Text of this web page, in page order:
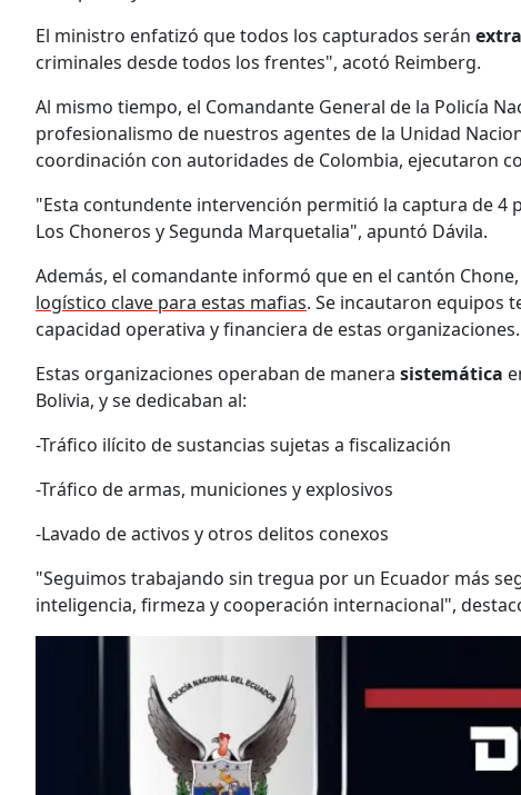
El ministro enfatizó que todos los capturados serán
criminales desde todos los frentes", acotó Reimberg.
Al mismo tiempo, el Comandante General de la Policía
profesionalismo de nuestros agentes de la Unidad
coordinación con autoridades de Colombia, ejecutaron
"Esta contundente intervención permitió la captura de
Los Choneros y Segunda Marquetalia", apuntó Dávila.
Además, el comandante informó que en el cantón
logístico clave para estas mafias. Se incautaron equipos
capacidad operativa y financiera de estas organizaciones.
Estas organizaciones operaban de manera sistemática
Bolivia, y se dedicaban al:
-Tráfico ilícito de sustancias sujetas a fiscalización
-Tráfico de armas, municiones y explosivos
-Lavado de activos y otros delitos conexos
"Seguimos trabajando sin tregua por un Ecuador más
inteligencia, firmeza y cooperación internacional",